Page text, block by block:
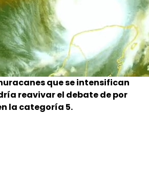
que se intensifican
reavivar el debate de por
la categoría 5.